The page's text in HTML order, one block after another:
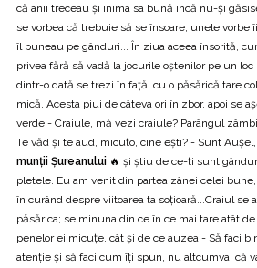
că anii treceau și inima sa bună încă nu-și
se vorbea că trebuie să se însoare, unele vorbe
îl puneau pe gânduri... În ziua aceea însorită,
privea fără să vadă la jocurile oștenilor pe un loc
dintr-o dată se trezi în față, cu o păsărică tare
mică. Acesta piui de câteva ori în zbor, apoi se
verde:- Craiule, mă vezi craiule? Parângul
Te văd și te aud, micuțo, cine eşti? - Sunt Aușel,
munții Șureanului 🔥 și știu de ce-ți sunt
pletele. Eu am venit din partea zânei celei
în curând despre viitoarea ta soțioară...Craiul se
păsărica; se minuna din ce în ce mai tare atât
penelor ei micuțe, cât și de ce auzea.- Să faci
atenție și să faci cum îți spun, nu altcumva; că